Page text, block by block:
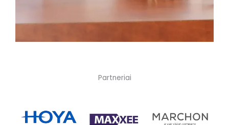
Partneriai